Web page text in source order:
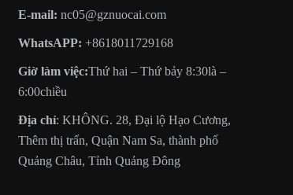
E-mail: nc05@gznuocai.com
WhatsAPP: +8618011729168
Giờ làm việc:Thứ hai – Thứ bảy 8:30là –
6:00chiều
Địa chỉ: KHÔNG. 28, Đại lộ Hạo Cương,
Thêm thị trấn, Quận Nam Sa, thành phố
Quảng Châu, Tỉnh Quảng Đông